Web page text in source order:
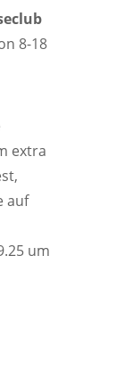
8-18
extra
auf
um